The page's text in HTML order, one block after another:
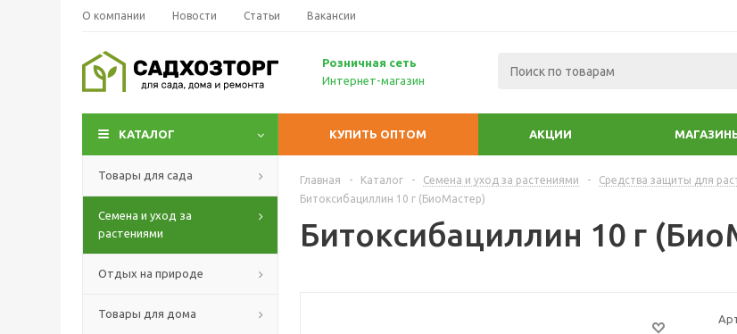
О компании Новости Статьи Вакансии
Розничная сеть
Интернет-магазин
КАТАЛОГ КУПИТЬ ОПТОМ АКЦИИ
Товары для сада
Семена и уход за
растениями
Отдых на природе
Товары для дома
Главная - Каталог - Семена и уход за растениями - Средства защиты для
Битоксибациллин 10 г (БиоМастер)
Битоксибациллин 10 г